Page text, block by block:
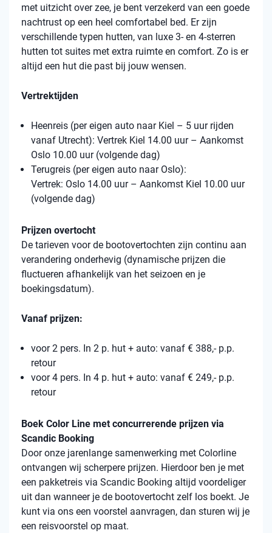
met uitzicht over zee, je bent verzekerd van een goede
nachtrust op een heel comfortabel bed. Er zijn
verschillende typen hutten, van luxe 3- en 4-sterren
hutten tot suites met extra ruimte en comfort. Zo is er
altijd een hut die past bij jouw wensen.
Vertrektijden
Heenreis (per eigen auto naar Kiel – 5 uur rijden
vanaf Utrecht): Vertrek Kiel 14.00 uur – Aankomst
Oslo 10.00 uur (volgende dag)
Terugreis (per eigen auto naar Oslo):
Vertrek: Oslo 14.00 uur – Aankomst Kiel 10.00 uur
(volgende dag)
Prijzen overtocht
De tarieven voor de bootovertochten zijn continu aan
verandering onderhevig (dynamische prijzen die
fluctueren afhankelijk van het seizoen en je
boekingsdatum).
Vanaf prijzen:
voor 2 pers. In 2 p. hut + auto: vanaf € 388,- p.p.
retour
voor 4 pers. In 4 p. hut + auto: vanaf € 249,- p.p.
retour
Boek Color Line met concurrerende prijzen via
Scandic Booking
Door onze jarenlange samenwerking met Colorline
ontvangen wij scherpere prijzen. Hierdoor ben je met
een pakketreis via Scandic Booking altijd voordeliger
uit dan wanneer je de bootovertocht zelf los boekt. Je
kunt via ons een voorstel aanvragen, dan sturen wij je
een reisvoorstel op maat.